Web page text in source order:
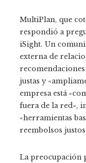
MultiPlan, que
respondió a
iSight. Un
externa de
justas y
empresa está
fuera de la red»,
«herramientas
reembolsos
La preocupación